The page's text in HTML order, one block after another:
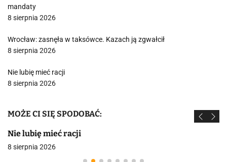
mandaty
8 sierpnia 2026
Wrocław: zasnęła w taksówce. Kazach ją zgwałcił
8 sierpnia 2026
Nie lubię mieć racji
8 sierpnia 2026
MOŻE CI SIĘ SPODOBAĆ:
Nie lubię mieć racji
8 sierpnia 2026